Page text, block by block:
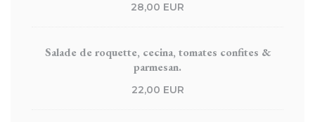
28,00 EUR
Salade de roquette, cecina, tomates confites &
parmesan.
22,00 EUR